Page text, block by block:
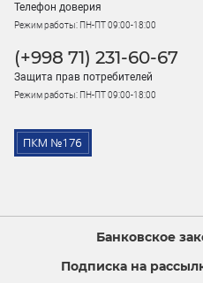
Телефон доверия
Режим работы: ПН-ПТ 09:00-18:00
(+998 71) 231-60-67
Защита прав потребителей
Режим работы: ПН-ПТ 09:00-18:00
Банковское
Подписка на